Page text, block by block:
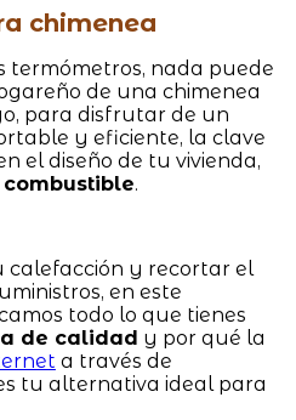
chimenea
termómetros, nada puede
de una chimenea
para disfrutar de un
y eficiente, la clave
el diseño de tu vivienda,
.
calefacción y recortar el
en este
todo lo que tienes
de calidad y por qué la
a través de
tu alternativa ideal para